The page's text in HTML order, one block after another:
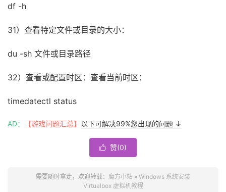
df -h
31）查看特定文件或目录的大小：
du -sh 文件或目录路径
32）查看或配置时区：查看当前时区：
timedatectl status
AD： 【游戏问题汇总】 以下可解决99%您出现的问题 ↓
 赞(0)
需要随时拿走，欢迎转载： 魔方小站 » Windows 系统安装
Virtualbox 虚拟机教程